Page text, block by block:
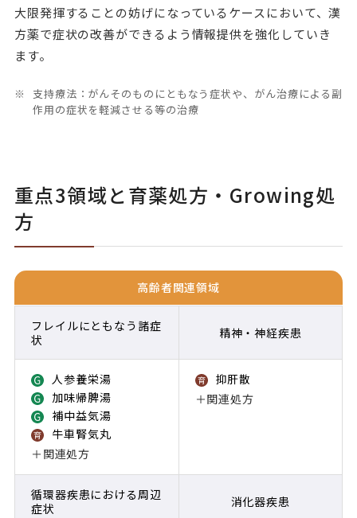
大限発揮することの妨げになっているケースにおいて、漢
方薬で症状の改善ができるよう情報提供を強化していき
ます。
支持療法：がんそのものにともなう症状や、がん治療による副
作用の症状を軽減させる等の治療
重点3領域と育薬処方・Growing処
方
高齢者関連領域
フレイルにともなう諸症
状
精神・神経疾患
Growing
人参養栄湯
Growing
加味帰脾湯
Growing
補中益気湯
育薬
牛車腎気丸
＋関連処方
育薬
抑肝散
＋関連処方
循環器疾患における周辺
症状
消化器疾患